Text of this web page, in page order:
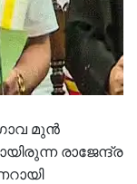
മുന്‍
രാജേന്ദ്ര